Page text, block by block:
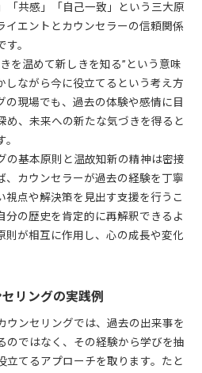
びと温故知新の視点
信頼できる資格の見極め方
格比較と温故知新の重要性
た資格取得のポイント
最高峰資格と温故知新の関係
グ先を見極める方法
セリング事業者の見極め方
談先を温故知新で選ぶ理由
カウンセリング先の見分け方
リング選びと温故知新のポイン
の関係を探る
葉とカウンセリング資格の接点
温故知新が与える名称の意味
カウンセリングのつながり
「共感」「自己一致」という三大原
イエントとカウンセラーの信頼関係
。
を温めて新しきを知る”という意味
しながら今に役立てるという考え方
の現場でも、過去の体験や感情に目
め、未来への新たな気づきを得ると
の基本原則と温故知新の精神は密接
、カウンセラーが過去の経験を丁寧
視点や解決策を見出す支援を行うこ
分の歴史を肯定的に再解釈できるよ
則が相互に作用し、心の成長や変化
リングの実践例
ウンセリングでは、過去の出来事を
のではなく、その経験から学びを抽
立てるアプローチを取ります。たと